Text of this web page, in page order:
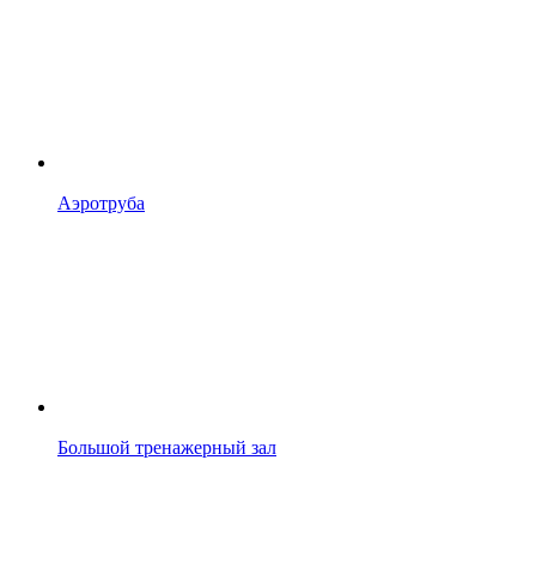
Аэротруба
Большой тренажерный зал